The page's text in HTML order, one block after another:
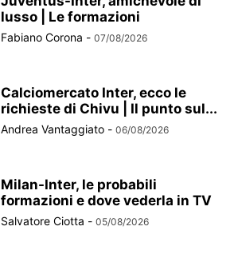
lusso | Le formazioni
Fabiano Corona - 07/08/2026
Calciomercato Inter, ecco le
richieste di Chivu | Il punto sul...
Andrea Vantaggiato - 06/08/2026
Milan-Inter, le probabili
formazioni e dove vederla in TV
Salvatore Ciotta - 05/08/2026